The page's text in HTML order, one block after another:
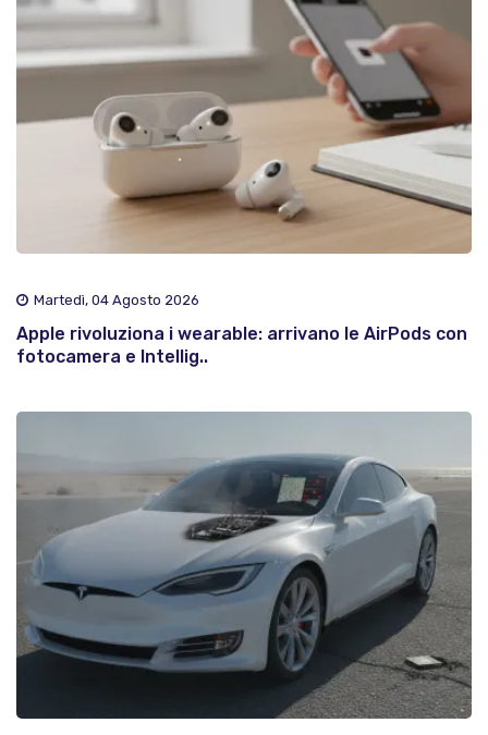
Martedì, 04 Agosto 2026
Apple rivoluziona i wearable: arrivano le AirPods con
fotocamera e Intellig..